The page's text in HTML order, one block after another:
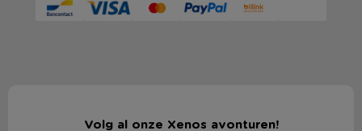
Volg al onze Xenos avonturen!